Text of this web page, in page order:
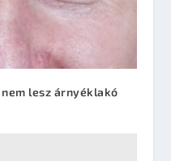
nem lesz árnyéklakó